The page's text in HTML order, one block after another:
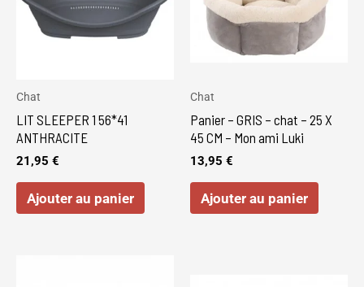
Chat
LIT SLEEPER 1 56*41
ANTHRACITE
21,95 €
Ajouter au panier
Chat
Panier – GRIS – chat – 25 X
45 CM – Mon ami Luki
13,95 €
Ajouter au panier